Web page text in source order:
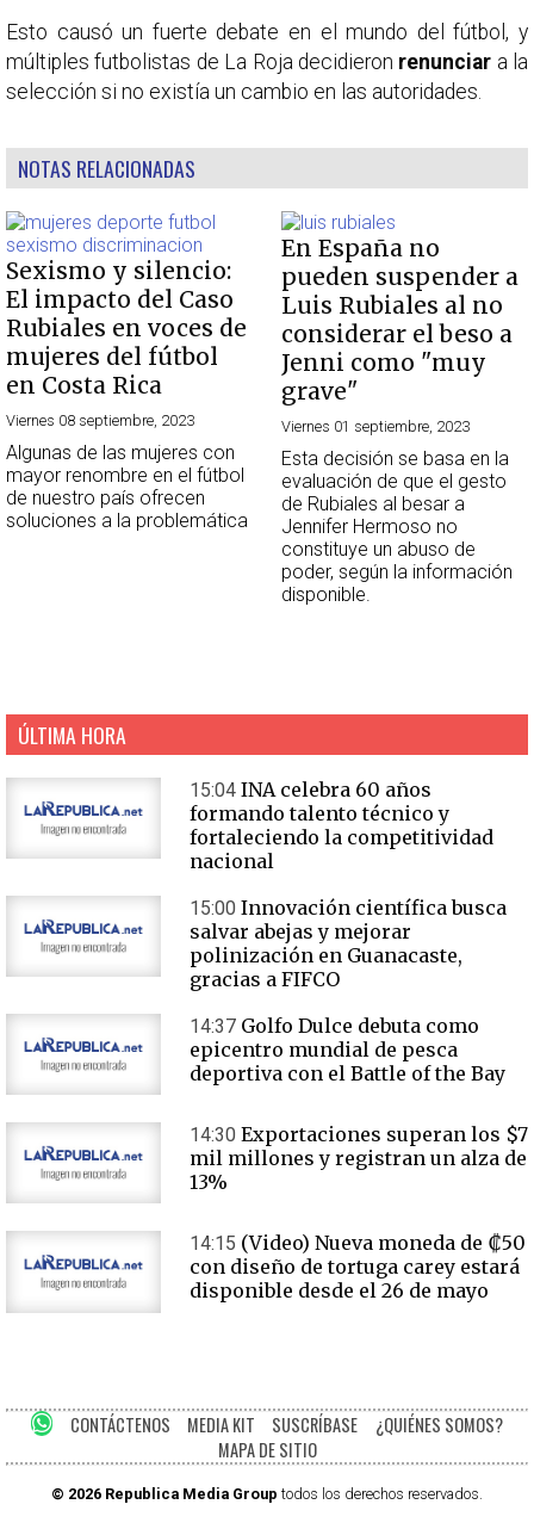
Esto causó un fuerte debate en el mundo del fútbol, y
múltiples futbolistas de La Roja decidieron renunciar a la
selección si no existía un cambio en las autoridades.
NOTAS RELACIONADAS
Sexismo y silencio:
El impacto del Caso
Rubiales en voces de
mujeres del fútbol
en Costa Rica
Viernes 08 septiembre, 2023
Algunas de las mujeres con
mayor renombre en el fútbol
de nuestro país ofrecen
soluciones a la problemática
En España no
pueden suspender a
Luis Rubiales al no
considerar el beso a
Jenni como "muy
grave"
Viernes 01 septiembre, 2023
Esta decisión se basa en la
evaluación de que el gesto
de Rubiales al besar a
Jennifer Hermoso no
constituye un abuso de
poder, según la información
disponible.
ÚLTIMA HORA
15:04 INA celebra 60 años
formando talento técnico y
fortaleciendo la competitividad
nacional
15:00 Innovación científica busca
salvar abejas y mejorar
polinización en Guanacaste,
gracias a FIFCO
14:37 Golfo Dulce debuta como
epicentro mundial de pesca
deportiva con el Battle of the Bay
14:30 Exportaciones superan los $7
mil millones y registran un alza de
13%
14:15 (Video) Nueva moneda de ₡50
con diseño de tortuga carey estará
disponible desde el 26 de mayo
CONTÁCTENOS MEDIA KIT SUSCRÍBASE
¿QUIÉNES SOMOS?
MAPA DE SITIO
© 2026 Republica Media Group todos los derechos reservados.